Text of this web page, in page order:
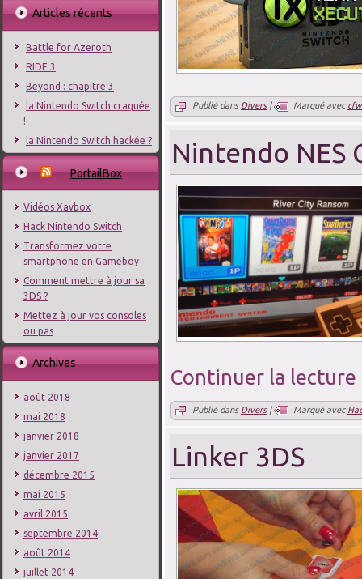
Articles récents
Battle for Azeroth
RIDE 3
Beyond : chapitre 3
la Nintendo Switch craquée
!
la Nintendo Switch hackée ?
PortailBox
Vidéos Xavbox
Hack Nintendo Switch
Transformez votre
smartphone en Gameboy
Comment mettre à jour sa
3DS ?
Mettez à jour vos consoles
ou pas
Archives
août 2018
mai 2018
janvier 2018
janvier 2017
décembre 2015
mai 2015
avril 2015
septembre 2014
août 2014
juillet 2014
Publié dans Divers| Marqué avec cfw
Nintendo NES
Continuer la lecture
Publié dans Divers| Marqué avec
Linker 3DS